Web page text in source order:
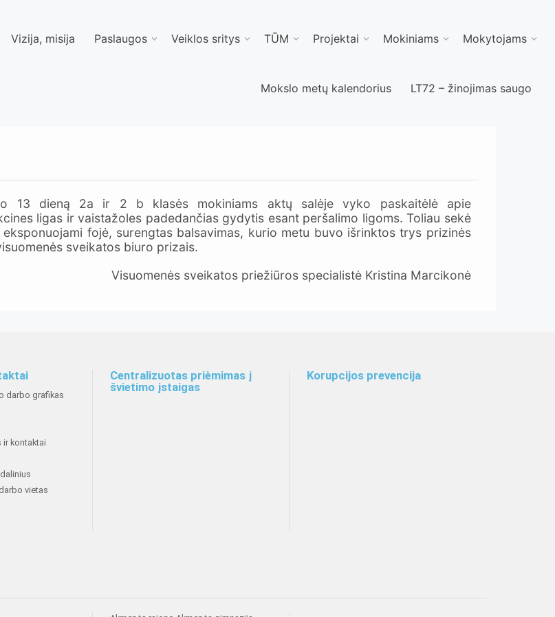
Vizija, misija Paslaugos Veiklos sritys TŪM Projektai Mokiniams Mokytojams
Mokslo metų kalendorius LT72 – žinojimas saugo
13 dieną 2a ir 2 b klasės mokiniams aktų salėje vyko paskaitėlė apie
ligas ir vaistažoles padedančias gydytis esant peršalimo ligoms. Toliau sekė
fojė, surengtas balsavimas, kurio metu buvo išrinktos trys prizinės
sveikatos biuro prizais.
Visuomenės sveikatos priežiūros specialistė Kristina Marcikonė
darbo grafikas
ir kontaktai
vietas
Centralizuotas priėmimas į
švietimo įstaigas
Korupcijos prevencija